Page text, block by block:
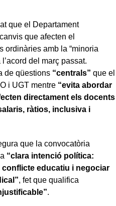
que el Departament
que afecten el
ordinàries amb la “minoria
del març passat.
de qüestions “centrals” que el
i UGT mentre “evita abordar
directament els docents
ràtios, inclusiva i
que la convocatòria
“clara intenció política:
educatiu i negociar
, fet que qualifica
.